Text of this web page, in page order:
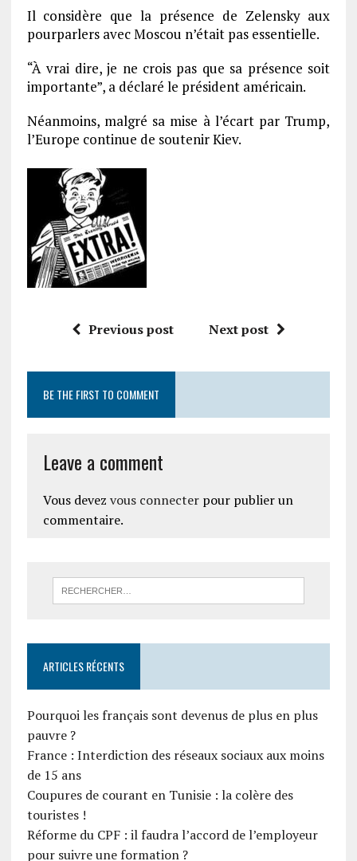
Il considère que la présence de Zelensky aux
pourparlers avec Moscou n’était pas essentielle.
“À vrai dire, je ne crois pas que sa présence soit
importante”, a déclaré le président américain.
Néanmoins, malgré sa mise à l’écart par Trump,
l’Europe continue de soutenir Kiev.
Previous post Next post
BE THE FIRST TO COMMENT
Leave a comment
Vous devez vous connecterpour publier un
commentaire.
ARTICLES RÉCENTS
Pourquoi les français sont devenus de plus en plus
pauvre ?
France : Interdiction des réseaux sociaux aux moins
de 15 ans
Coupures de courant en Tunisie : la colère des
touristes !
Réforme du CPF : il faudra l’accord de l’employeur
pour suivre une formation ?